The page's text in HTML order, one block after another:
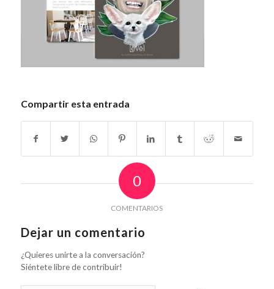
Compartir esta entrada
0
COMENTARIOS
Dejar un comentario
¿Quieres unirte a la conversación?
Siéntete libre de contribuir!